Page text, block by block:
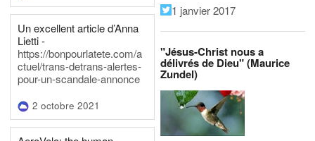
Un excellent article d’Anna
Lietti -
https://bonpourlatete.com/a
ctuel/trans-detrans-alertes-
pour-un-scandale-annonce
2 octobre 2021
1 janvier 2017
"Jésus-Christ nous a
délivrés de Dieu" (Maurice
Zundel)